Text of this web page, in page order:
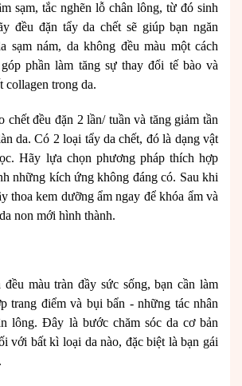
sạm, tắc nghẽn lỗ chân lông, từ đó sinh
đều đặn tẩy da chết sẽ giúp bạn ngăn
sạm nám, da không đều màu một cách
phần làm tăng sự thay đổi tế bào và
collagen trong da.
chết đều đặn 2 lần/ tuần và tăng giảm tần
da. Có 2 loại tẩy da chết, đó là dạng vật
Hãy lựa chọn phương pháp thích hợp
những kích ứng không đáng có. Sau khi
thoa kem dưỡng ẩm ngay để khóa ẩm và
non mới hình thành.
màu tràn đầy sức sống, bạn cần làm
trang điểm và bụi bẩn - những tác nhân
lông. Đây là bước chăm sóc da cơ bản
với bất kì loại da nào, đặc biệt là bạn gái